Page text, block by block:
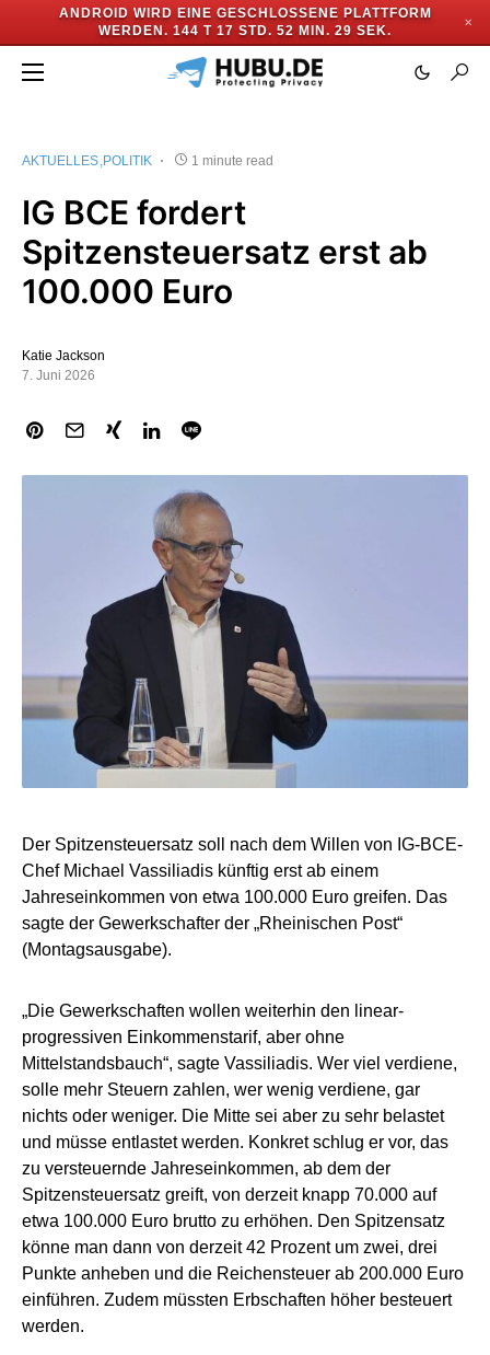
ANDROID WIRD EINE GESCHLOSSENE PLATTFORM
WERDEN. 144 T 17 STD. 52 MIN. 28 SEK.
✕
AKTUELLES POLITIK 1 minute read
IG BCE fordert
Spitzensteuersatz erst ab
100.000 Euro
Katie Jackson
7. Juni 2026
Der Spitzensteuersatz soll nach dem Willen von IG-BCE-
Chef Michael Vassiliadis künftig erst ab einem
Jahreseinkommen von etwa 100.000 Euro greifen. Das
sagte der Gewerkschafter der „Rheinischen Post“
(Montagsausgabe).
„Die Gewerkschaften wollen weiterhin den linear-
progressiven Einkommenstarif, aber ohne
Mittelstandsbauch“, sagte Vassiliadis. Wer viel verdiene,
solle mehr Steuern zahlen, wer wenig verdiene, gar
nichts oder weniger. Die Mitte sei aber zu sehr belastet
und müsse entlastet werden. Konkret schlug er vor, das
zu versteuernde Jahreseinkommen, ab dem der
Spitzensteuersatz greift, von derzeit knapp 70.000 auf
etwa 100.000 Euro brutto zu erhöhen. Den Spitzensatz
könne man dann von derzeit 42 Prozent um zwei, drei
Punkte anheben und die Reichensteuer ab 200.000 Euro
einführen. Zudem müssten Erbschaften höher besteuert
werden.